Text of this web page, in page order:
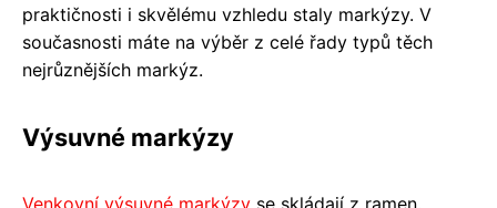
praktičnosti i skvělému vzhledu staly markýzy. V
současnosti máte na výběr z celé řady typů těch
nejrůznějších markýz.
Výsuvné markýzy